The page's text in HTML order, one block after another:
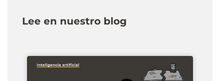
Lee en nuestro blog